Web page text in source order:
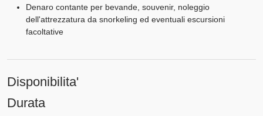
Denaro contante per bevande, souvenir, noleggio
dell'attrezzatura da snorkeling ed eventuali escursioni
facoltative
Disponibilita'
Durata